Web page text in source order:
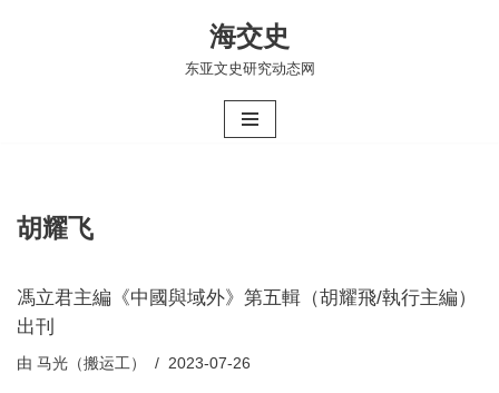
海交史
东亚文史研究动态网
胡耀飞
馮立君主編《中國與域外》第五輯（胡耀飛/執行主編）
出刊
由 马光（搬运工） 2023-07-26